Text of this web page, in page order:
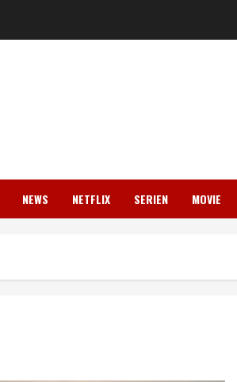
NEWS NETFLIX SERIEN MOVIE